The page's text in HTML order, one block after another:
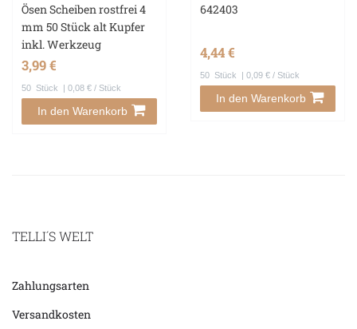
Ösen Scheiben rostfrei 4
mm 50 Stück alt Kupfer
inkl. Werkzeug
3,99 €
50 Stück | 0,08 € / Stück
In den Warenkorb
642403
4,44 €
50 Stück | 0,09 € / Stück
In den Warenkorb
TELLI´S WELT
Zahlungsarten
Versandkosten